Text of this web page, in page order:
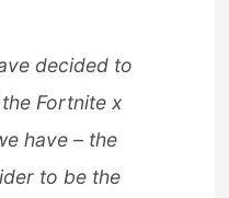
decided to
Fortnite x
have – the
to be the